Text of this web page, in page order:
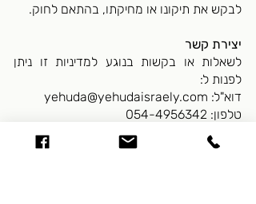
לבקש את תיקונו או מחיקתו, בהתאם לחוק.
יצירת קשר
לשאלות או בקשות בנוגע למדיניות זו ניתן
לפנות ל:
דוא"ל: yehuda@yehudaisraely.com
טלפון: 054-4956342